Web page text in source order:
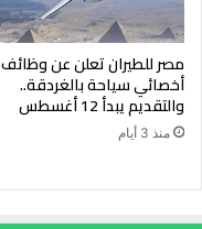
مصر للطيران تعلن عن وظائف
أخصائي سياحة بالغردقة..
والتقديم يبدأ 12 أغسطس
منذ 3 أيام